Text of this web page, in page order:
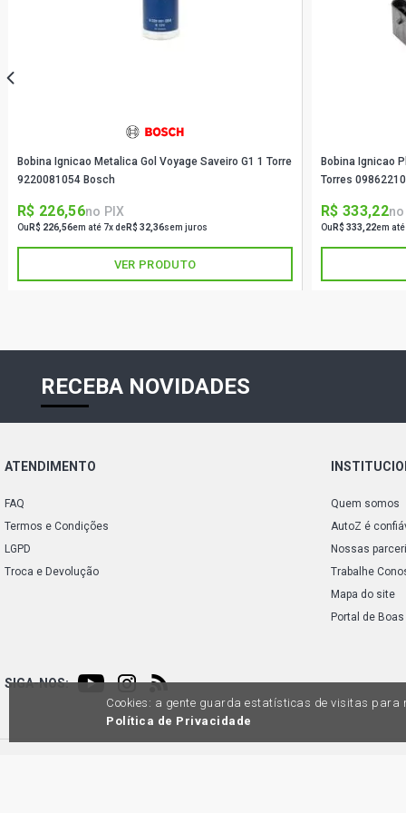
Bobina Ignicao Metalica Gol Voyage Saveiro G1 1 Torre
9220081054 Bosch
R$ 226,56no PIX
Ou R$ 226,56em até 7x deR$ 32,36sem juros
VER PRODUTO
Bobina Ignicao
Torres
R$ 333,22no
Ou R$ 333,22em
RECEBA NOVIDADES
ATENDIMENTO
FAQ
Termos e Condições
LGPD
Troca e Devolução
Quem somos
AutoZ é
Nossas
Trabalhe
Mapa do site
Portal de
SIGA-NOS:
Cookies: a gente guarda estatísticas de visitas para
Política de Privacidade